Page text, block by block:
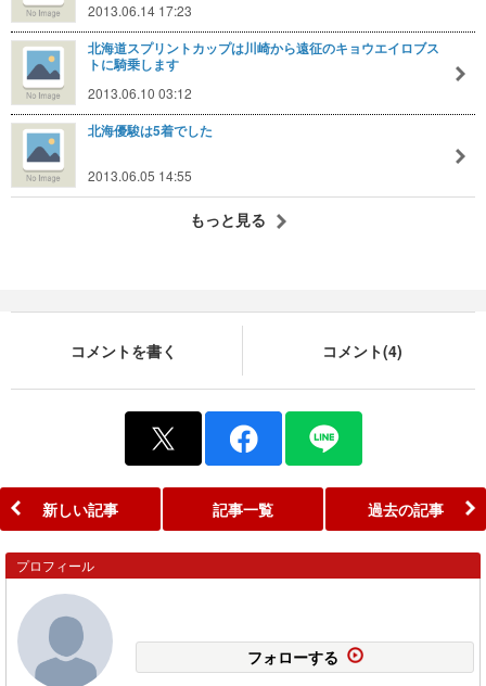
2013.06.14 17:23
北海道スプリントカップは川崎から遠征のキョウエイロブス
トに騎乗します
2013.06.10 03:12
北海優駿は5着でした
2013.06.05 14:55
もっと見る
コメントを書く コメント(4)
新しい記事 記事一覧 過去の記事
プロフィール
フォローする